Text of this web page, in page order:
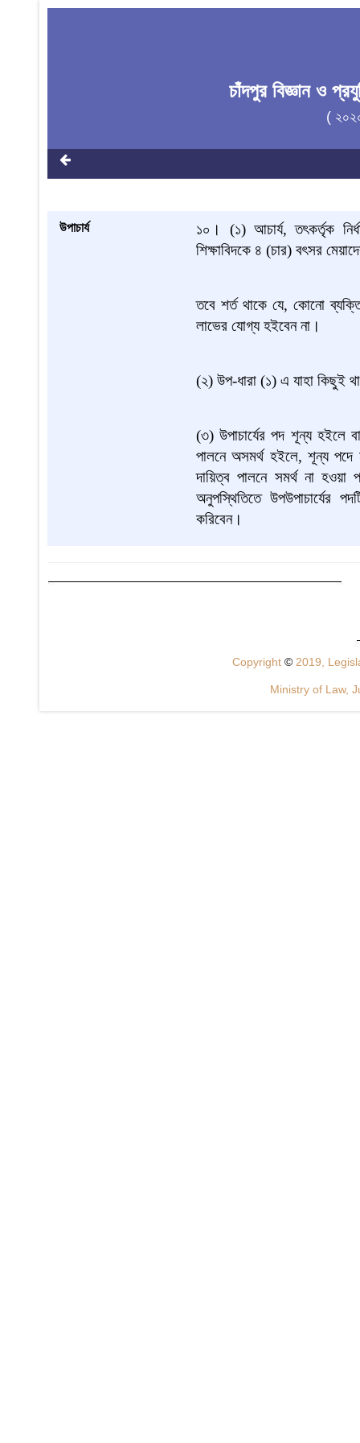
চাঁদপুর বিজ্ঞান ও
(
উপাচার্য ১০। (১) আচার্য, তৎকর্তৃক
শিক্ষাবিদকে ৪ (চার) বৎসর
তবে শর্ত থাকে যে, কোনো
লাভের যোগ্য হইবেন না।
(২) উপ-ধারা (১) এ যাহা কিছুই
(৩) উপাচার্যের পদ শূন্য হইলে
পালনে অসমর্থ হইলে, শূন্য পদে
দায়িত্ব পালনে সমর্থ না হওয়া
অনুপস্থিতিতে উপউপাচার্যের
করিবেন।
Copyright © 2019,
Ministry of Law,